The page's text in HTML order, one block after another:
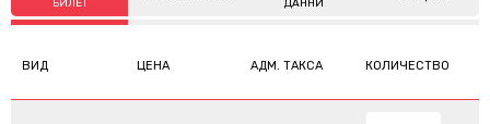
БИЛЕТ
ДАННИ
ВИД ЦЕНА АДМ. ТАКСА КОЛИЧЕСТВО